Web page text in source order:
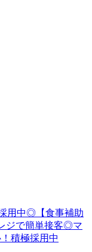
用中◎【食事補助
ジで簡単接客◎マ
積極採用中